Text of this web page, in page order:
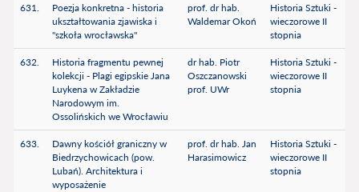
631.
Poezja konkretna - historia
ukształtowania zjawiska i
"szkoła wrocławska"
prof. dr hab.
Waldemar Okoń
Historia Sztuki -
wieczorowe II
stopnia
632.
Historia fragmentu pewnej
kolekcji - Plagi egipskie Jana
Luykena w Zakładzie
Narodowym im.
Ossolińskich we Wrocławiu
dr hab. Piotr
Oszczanowski
prof. UWr
Historia Sztuki -
wieczorowe II
stopnia
633.
Dawny kościół graniczny w
Biedrzychowicach (pow.
Lubań). Architektura i
wyposażenie
prof. dr hab. Jan
Harasimowicz
Historia Sztuki -
wieczorowe II
stopnia